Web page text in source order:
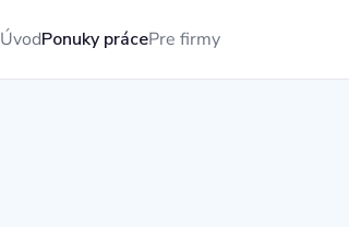
ÚvodPonuky prácePre firmy